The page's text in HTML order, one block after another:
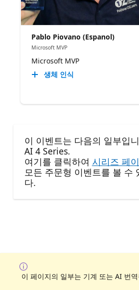
Pablo Piovano (Espanol)
Microsoft MVP
Microsoft MVP
생체 인식
이 이벤트는 다음의 일부입
AI 4 Series.
여기를 클릭하여 시리즈 페
모든 주문형 이벤트를 볼 수
다.
이 페이지의 일부는 기계 또는 AI 번